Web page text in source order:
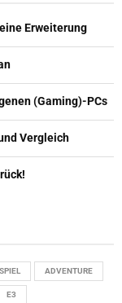
Erweiterung
(Gaming)-PCs
Vergleich
ADVENTURE
E3